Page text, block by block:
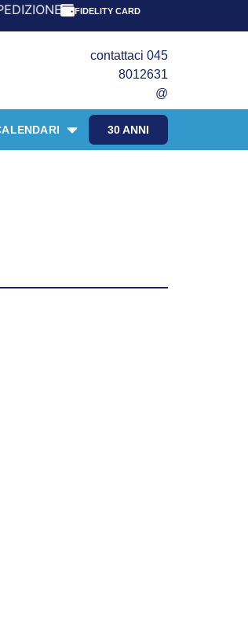
GRATIS! *** UFFICI CHIUSI: 14-23
FIDELITY CARD
contattaci 045
8012631
@
30 ANNI